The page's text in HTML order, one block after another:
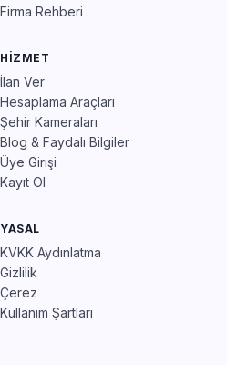
Firma Rehberi
HIZMET
İlan Ver
Hesaplama Araçları
Şehir Kameraları
Blog & Faydalı Bilgiler
Üye Girişi
Kayıt Ol
YASAL
KVKK Aydınlatma
Gizlilik
Çerez
Kullanım Şartları